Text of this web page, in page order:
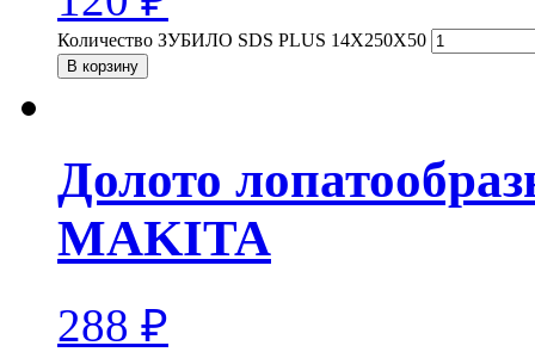
Количество ЗУБИЛО SDS PLUS 14Х250Х50
В корзину
Долото
MAKITA
288 ₽